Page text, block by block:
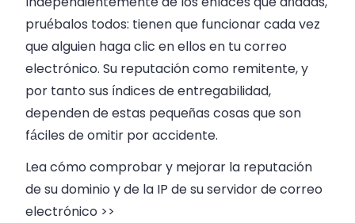
pruébalos todos: tienen que funcionar cada vez
que alguien haga clic en ellos en tu correo
electrónico. Su reputación como remitente, y
por tanto sus índices de entregabilidad,
dependen de estas pequeñas cosas que son
fáciles de omitir por accidente.
Lea cómo comprobar y mejorar la reputación
de su dominio y de la IP de su servidor de correo
electrónico >>